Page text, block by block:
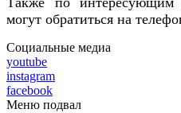
могут обратиться на
Социальные медиа
youtube
instagram
facebook
Меню подвал